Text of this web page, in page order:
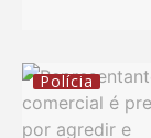
Polícia